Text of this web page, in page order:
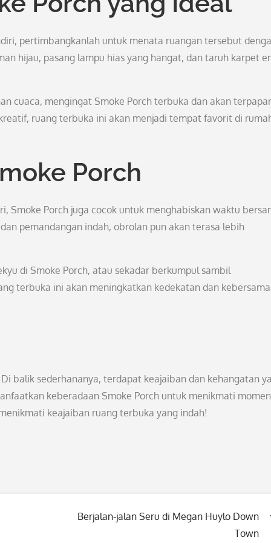
pertimbangkanlah untuk menata ruangan tersebut
hijau, pasang lampu hias yang hangat, dan taruh karpet
cuaca, mengingat Smoke Porch terbuka dan akan terpapar
ruang terbuka ini akan menjadi tempat favorit di
Porch
Smoke Porch juga cocok untuk menghabiskan waktu
pemandangan indah, obrolan pun akan terasa lebih
di Smoke Porch, atau sekadar berkumpul sambil
terbuka ini akan meningkatkan kedekatan dan
balik sederhananya, terdapat keajaiban dan kehangatan
keberadaan Smoke Porch untuk menikmati
keajaiban ruang terbuka yang indah!
Berjalan-jalan Seru di Megan Huylo Down
Town